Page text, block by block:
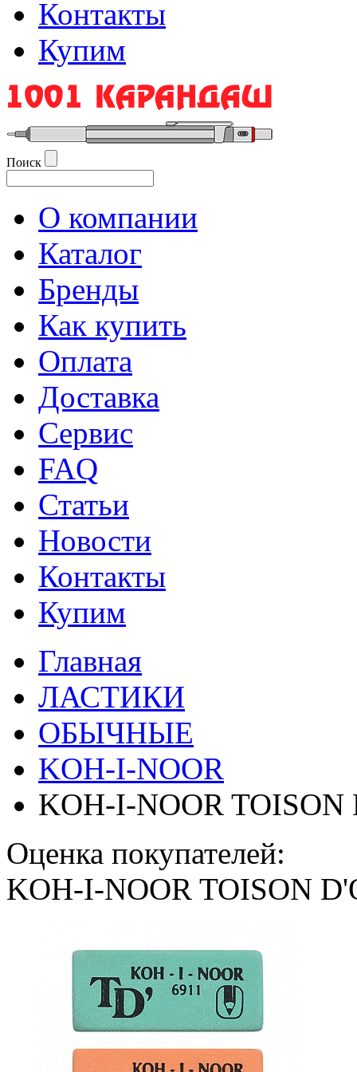
Контакты
Купим
Поиск
О компании
Каталог
Бренды
Как купить
Оплата
Доставка
Сервис
FAQ
Статьи
Новости
Контакты
Купим
Главная
ЛАСТИКИ
ОБЫЧНЫЕ
KOH-I-NOOR
KOH-I-NOOR TOISON
Оценка покупателей:
KOH-I-NOOR TOISON